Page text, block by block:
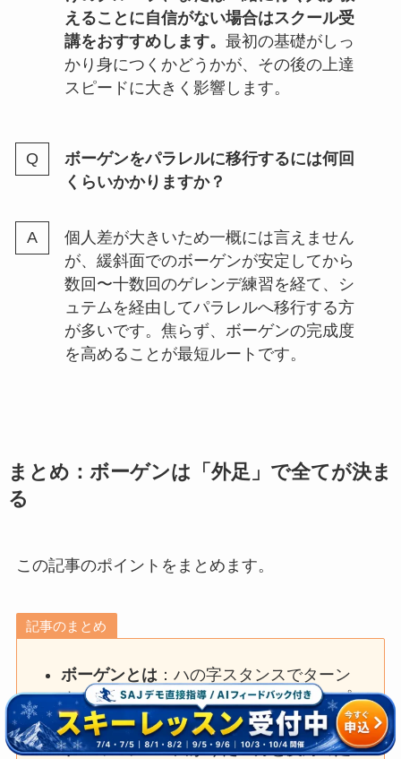
えることに自信がない場合はスクール受
講をおすすめします。 最初の基礎がしっ
かり身につくかどうかが、その後の上達
スピードに大きく影響します。
ボーゲンをパラレルに移行するには何回
くらいかかりますか？
個人差が大きいため一概には言えません
が、緩斜面でのボーゲンが安定してから
数回〜十数回のゲレンデ練習を経て、シ
ュテムを経由してパラレルへ移行する方
が多いです。焦らず、ボーゲンの完成度
を高めることが最短ルートです。
まとめ：ボーゲンは「外足」で全てが決ま
る
この記事のポイントをまとめます。
記事のまとめ
ボーゲンとは ：ハの字スタンスでターン
する、スキーの基本技術（正式名称：プ
ルークボーゲン）
唯一のコツ：「曲がりたい方と反対の足